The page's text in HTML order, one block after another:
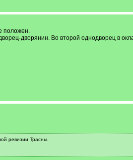
положен.
дворянин. Во второй однодворец в
ревизии Трасны.